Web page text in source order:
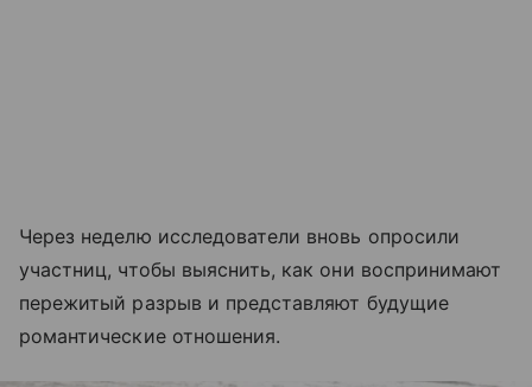
Через неделю исследователи вновь опросили
участниц, чтобы выяснить, как они воспринимают
пережитый разрыв и представляют будущие
романтические отношения.